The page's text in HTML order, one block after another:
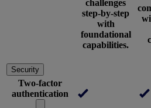
challenges
step-by-step
with
foundational
capabilities.
Security
Two-factor
authentication